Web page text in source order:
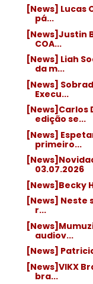
[News] Lucas
pá...
[News]Justin
COA...
[News] Liah
da m...
[News]
Execu...
[News]Carlos
edição se...
[News]
primeiro...
03.07.2026
[News]Becky
[News] Neste
r...
audiov...
[News]
[News]VIKX
bra...